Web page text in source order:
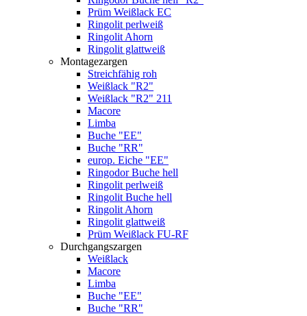
Prüm Weißlack EC
Ringolit perlweiß
Ringolit Ahorn
Ringolit glattweiß
Montagezargen
Streichfähig roh
Weißlack "R2"
Weißlack "R2" 211
Macore
Limba
Buche "EE"
Buche "RR"
europ. Eiche "EE"
Ringodor Buche hell
Ringolit perlweiß
Ringolit Buche hell
Ringolit Ahorn
Ringolit glattweiß
Prüm Weißlack FU-RF
Durchgangszargen
Weißlack
Macore
Limba
Buche "EE"
Buche "RR"